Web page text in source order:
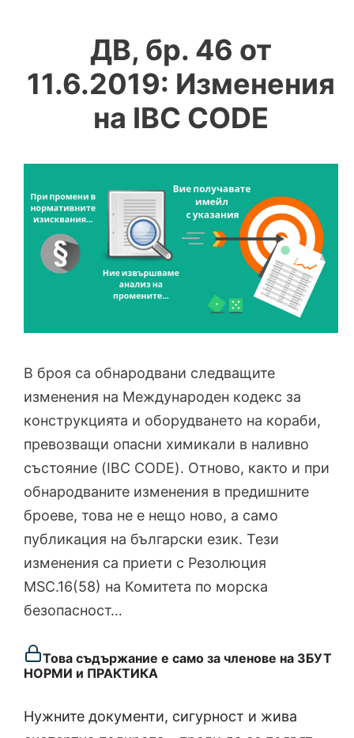
ДВ, бр. 46 от
11.6.2019: Изменения
на IBC CODE
В броя са обнародвани следващите
изменения на Международен кодекс за
конструкцията и оборудването на кораби,
превозващи опасни химикали в наливно
състояние (IBC CODE). Отново, както и при
обнародваните изменения в предишните
броеве, това не е нещо ново, а само
публикация на български език. Тези
изменения са приети с Резолюция
MSC.16(58) на Комитета по морска
безопасност…
Това съдържание е само за членове на ЗБУТ
НОРМИ и ПРАКТИКА
Нужните документи, сигурност и жива